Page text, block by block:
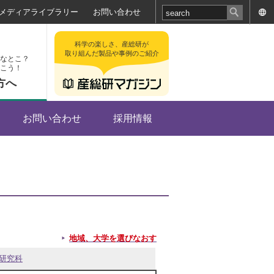
メディアライブラリー お問い合わせ
とこ？
う！
へ
科学の楽しさ、産総研が
取り組んだ製品や事例のご紹介
お問い合わせ 採用情報
地域、大学を選びなおす
究科